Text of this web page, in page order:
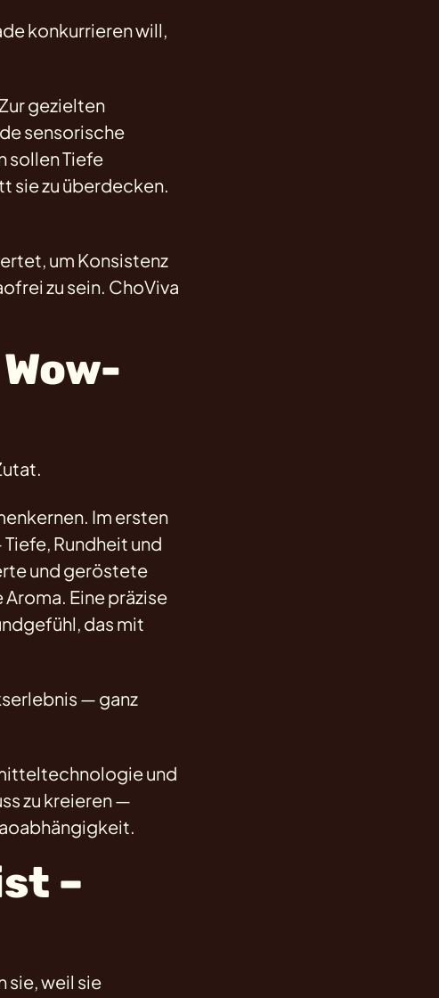
konkurrieren will,
gezielten
sensorische
sollen Tiefe
sie zu überdecken.
um Konsistenz
zu sein. ChoViva
Im ersten
Rundheit und
und geröstete
Eine präzise
das mit
— ganz
und
zu kreieren —
–
sie, weil sie